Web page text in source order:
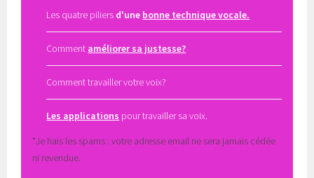
Les quatre piliers d'une bonne technique vocale.
Comment améliorer sa justesse?
Comment travailler votre voix?
Les applications pour travailler sa voix.
*Je hais les spams : votre adresse email ne sera jamais cédée
ni revendue.